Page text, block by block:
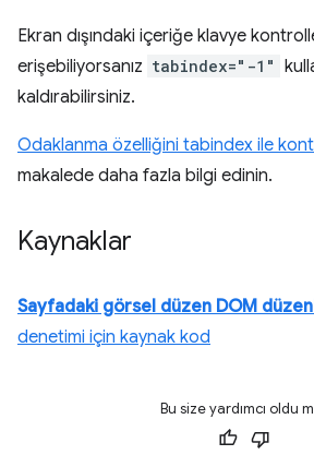
Ekran dışındaki içeriğe klavye
erişebiliyorsanız tabindex="-1"
kaldırabilirsiniz.
Odaklanma özelliğini tabindex ile
makalede daha fazla bilgi edinin.
Kaynaklar
Sayfadaki görsel düzen DOM
denetimi için kaynak kod
Bu size yardımcı oldu